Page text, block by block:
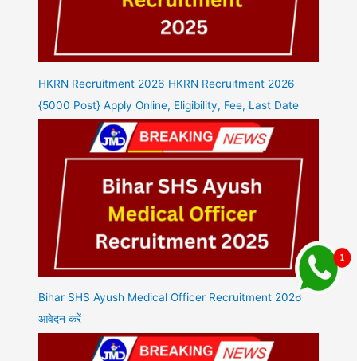
HKRN Recruitment 2026 HKRN Recruitment 2026
{5000 Post} Apply Online, Eligibility, Fee, Last Date
Bihar SHS Ayush Medical Officer Recruitment 2026
आवेदन करें